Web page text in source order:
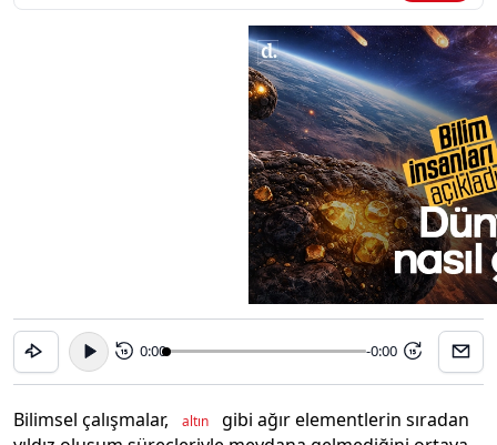
15 0:00 -0:00 15
Bilimsel çalışmalar, altın
gibi ağır elementlerin sıradan